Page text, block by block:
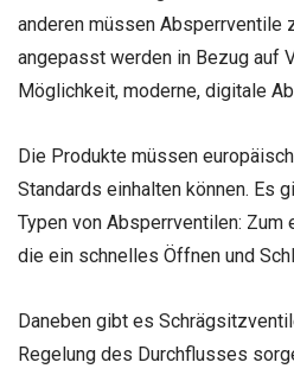
anderen müssen Absperrventile
angepasst werden in Bezug auf
Möglichkeit, moderne, digitale
Die Produkte müssen
Standards einhalten können. Es
Typen von Absperrventilen: Zum
die ein schnelles Öffnen und
Daneben gibt es
Regelung des Durchflusses